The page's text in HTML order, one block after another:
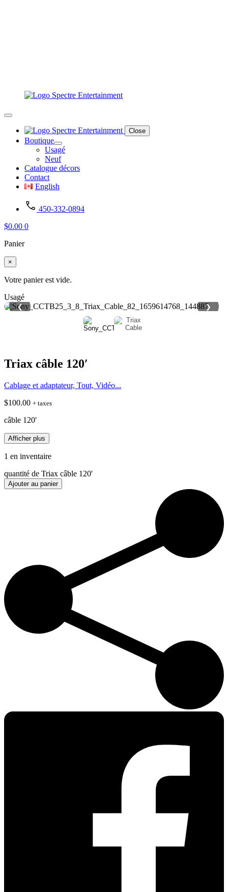
Close
Boutique
Usagé
Neuf
Catalogue décors
Contact
English
450-332-0894
$0.00 0
Panier
×
Votre panier est vide.
Usagé
❮ ❯
Triax câble 120′
Cablage et adaptateur, Tout, Vidéo...
$100.00 + taxes
câble 120′
Afficher plus
1 en inventaire
quantité de Triax câble 120'
Ajouter au panier